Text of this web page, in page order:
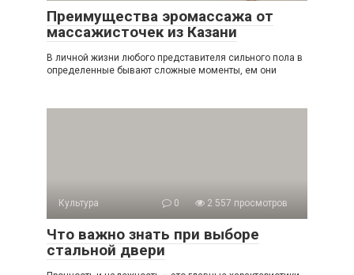
Преимущества эромассажа от
массажисточек из Казани
В личной жизни любого представителя сильного пола в
определенные бывают сложные моменты, ем они
Культура 0 2 557 просмотров
Что важно знать при выборе
стальной двери